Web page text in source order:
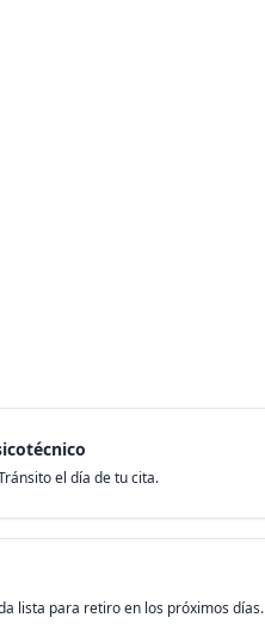
el día de tu cita.
lista para retiro en los próximos días.